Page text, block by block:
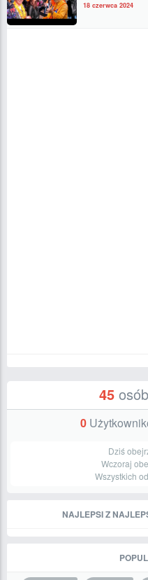
18 czerwca 2024
45
0
Dziś
Wczoraj
Wszystkich
NAJLEPSI Z